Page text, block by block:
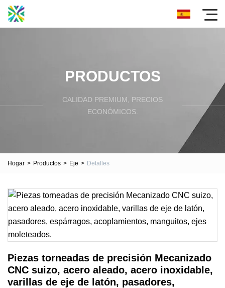
PRODUCTOS
CALIDAD PREMIUM, PRECIOS
ECONÓMICOS.
Hogar > Productos > Eje > Detalles
Piezas torneadas de precisión Mecanizado
CNC suizo, acero aleado, acero inoxidable,
varillas de eje de latón, pasadores,